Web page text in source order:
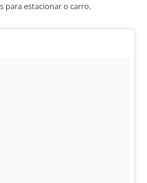
para estacionar o carro.